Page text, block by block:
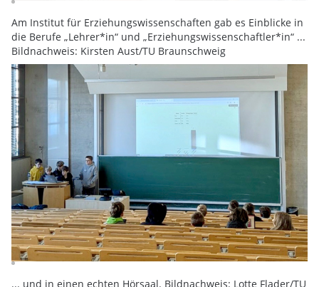
Am Institut für Erziehungswissenschaften gab es Einblicke in
die Berufe „Lehrer*in“ und „Erziehungswissenschaftler*in“ ...
Bildnachweis: Kirsten Aust/TU Braunschweig
... und in einen echten Hörsaal. Bildnachweis: Lotte Flader/TU